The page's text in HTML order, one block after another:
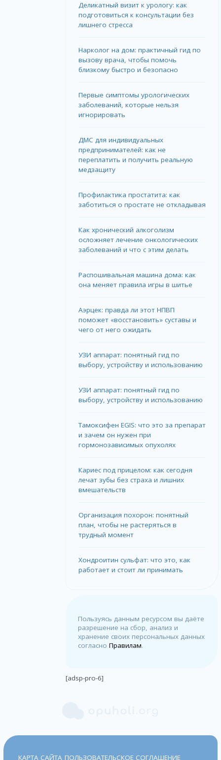
Деликатный визит к урологу: как
подготовиться к консультации без
лишнего стресса
Нарколог на дом: практичный гид по
вызову врача, чтобы помочь
близкому быстро и безопасно
Первые симптомы урологических
заболеваний, которые нельзя
игнорировать
ДМС для индивидуальных
предпринимателей: как не
переплатить и получить реальную
медзащиту
Профилактика простатита: как
заботиться о простате не откладывая
Как хронический алкоголизм
осложняет лечение онкологических
заболеваний и что с этим делать
Распошивальная машина дома: как
она меняет правила игры в шитье
Аэрцек: правда ли этот НПВП
поможет «восстановить» суставы и
чего от него ожидать
УЗИ аппарат: понятный гид по
выбору, устройству и использованию
УЗИ аппарат: понятный гид по
выбору, устройству и использованию
Тамоксифен EGIS: что это за препарат
и зачем он нужен при
гормонозависимых опухолях
Кариес под прицелом: как сегодня
лечат зубы без страха и лишних
вмешательств
Организация похорон: понятный
план, чтобы не растеряться в
трудный момент
Хондроитин сульфат: что это, как
работает и стоит ли принимать
Пользуясь данным ресурсом вы даёте
разрешение на сбор, анализ и
хранение своих персональных данных
согласноПравилам.
[adsp-pro-6]
КАРТА САЙТА ПОЛЬЗОВАТЕЛЬСКОЕ СОГЛАШЕНИЕ